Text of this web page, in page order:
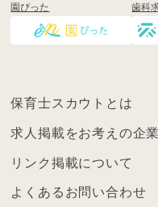
く
ン
園ぴった 歯科
保育士スカウトとは
求人掲載をお考えの企
リンク掲載について
よくあるお問い合わせ